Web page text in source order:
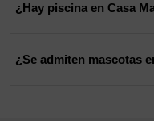
¿Hay piscina en Casa
¿Se admiten mascotas